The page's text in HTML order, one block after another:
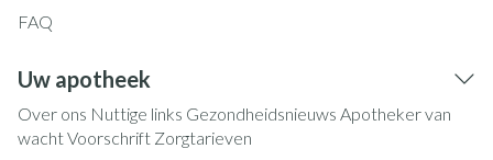
FAQ
Uw apotheek
Over ons Nuttige links Gezondheidsnieuws Apotheker van
wachtVoorschrift Zorgtarieven